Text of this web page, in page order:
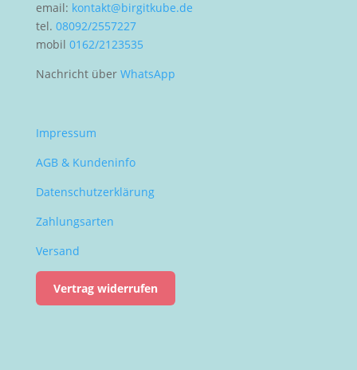
email: kontakt@birgitkube.de
tel. 08092/2557227
mobil 0162/2123535
Nachricht über WhatsApp
Impressum
AGB & Kundeninfo
Datenschutzerklärung
Zahlungsarten
Versand
Vertrag widerrufen